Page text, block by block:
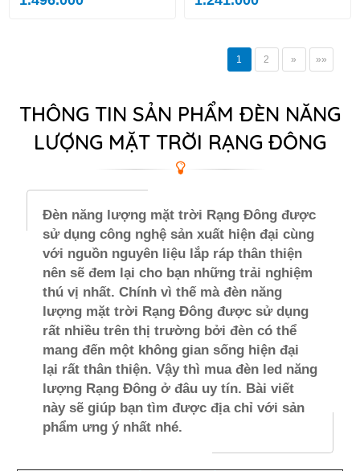
1 2 » »»
THÔNG TIN SẢN PHẨM ĐÈN NĂNG
LƯỢNG MẶT TRỜI RẠNG ĐÔNG
Đèn năng lượng mặt trời Rạng Đông được
sử dụng công nghệ sản xuất hiện đại cùng
với nguồn nguyên liệu lắp ráp thân thiện
nên sẽ đem lại cho bạn những trải nghiệm
thú vị nhất. Chính vì thế mà đèn năng
lượng mặt trời Rạng Đông được sử dụng
rất nhiều trên thị trường bởi đèn có thể
mang đến một không gian sống hiện đại
lại rất thân thiện. Vậy thì mua đèn led năng
lượng Rạng Đông ở đâu uy tín. Bài viết
này sẽ giúp bạn tìm được địa chỉ với sản
phẩm ưng ý nhất nhé.